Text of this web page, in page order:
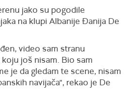
jako su pogodile
na klupi Albanije Đanija De
video sam stranu
još nisam. Bio sam
je da gledam te scene, nisam
navijača", rekao je De